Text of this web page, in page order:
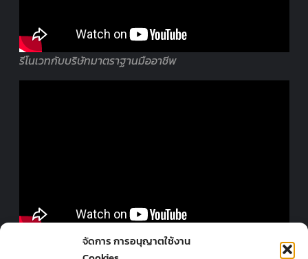
จัดการ การอนุญาตใช้งาน
รีโนเวทกับบริษัทมาตราฐานมืออาชีพ
ออกแบบร้านโดยมืออาชีพ